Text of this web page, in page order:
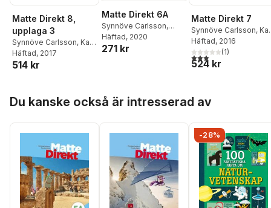
Matte Direkt 8,
upplaga 3
Synnöve Carlsson, Karl
Bertil Hake,Birgitta
Öberg
Häftad, 2017
514 kr
Matte Direkt 6A
Synnöve Carlsson,
Pernilla Falck
Häftad, 2020
271 kr
Matte Direkt 7
Synnöve Carlsson,
Bertil Hake
Häftad, 2016
3,0utav 5 stjärnor.
(1)
524 kr
Du kanske också är intresserad av
-28%